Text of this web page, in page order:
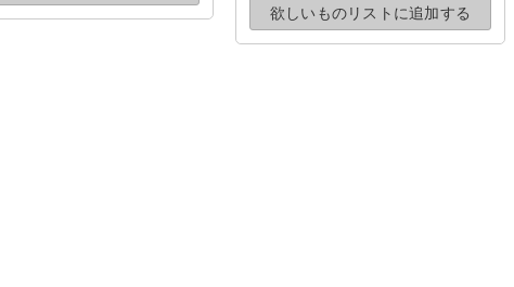
欲しいものリストに追加する